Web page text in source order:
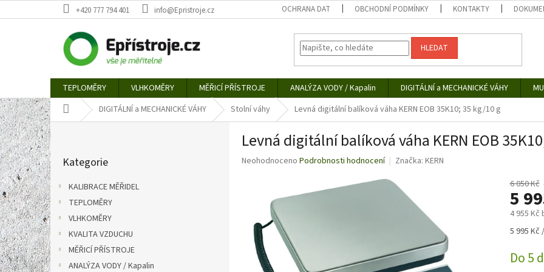
na
+420 777 794 401 info@Epristroje.cz OCHRANA DAT OBCHODNÍ PODMÍNKY KONTAKTY
HLEDAT
TEPLOMĚRY VLHKOMĚRY MĚŘICÍ PŘÍSTROJE ANALÝZA VODY / Kapalin DIGITÁLNÍ a MECHANICKÉ VÁHY
Domů DIGITÁLNÍ a MECHANICKÉ VÁHY Stolní váhy Levná digitální balíková váha KERN EOB 35K10; 35 kg/10 g
P
o
s
t
r
a
n
n
í
p
a
kategorie
Kategorie
KALIBRACE MĚŘIDEL
TEPLOMĚRY
VLHKOMĚRY
KVALITA VZDUCHU
MĚŘICÍ PŘÍSTROJE
ANALÝZA VODY / Kapalin
Levná digitální balíková váha KERN EOB
Průměrné
hvězdiček.
Neohodnoceno Podrobnosti hodnocení Značka: KERN
6 050 Kč
5
4 955 Kč
Měrná
5 995 Kč
Do 5